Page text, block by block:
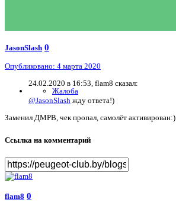
JasonSlash 0
Опубликовано: 4 марта 2020
Жалоба
24.02.2020 в 16:53, flam8 сказал:
@JasonSlash жду ответа!)
Заменил ДМРВ, чек пропал, самолёт активирован:)
Ссылка на комментарий
flam8 0